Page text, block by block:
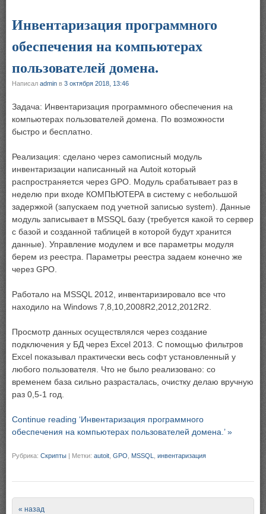
Инвентаризация программного
обеспечения на компьютерах
пользователей домена.
Написал admin в 3 октября 2018, 13:46
Задача: Инвентаризация программного обеспечения на
компьютерах пользователей домена. По возможности
быстро и бесплатно.
Реализация: сделано через самописный модуль
инвентаризации написанный на Autoit который
распространяется через GPO. Модуль срабатывает раз в
неделю при входе КОМПЬЮТЕРА в систему с небольшой
задержкой (запускаем под учетной записью system). Данные
модуль записывает в MSSQL базу (требуется какой то сервер
с базой и созданной таблицей в которой будут хранится
данные). Управление модулем и все параметры модуля
берем из реестра. Параметры реестра задаем конечно же
через GPO.
Работало на MSSQL 2012, инвентаризировало все что
находило на Windows 7,8,10,2008R2,2012,2012R2.
Просмотр данных осуществлялся через создание
подключения у БД через Excel 2013. С помощью фильтров
Excel показывал практически весь софт установленный у
любого пользователя. Что не было реализовано: со
временем база сильно разрасталась, очистку делаю вручную
раз 0,5-1 год.
Continue reading ‘Инвентаризация программного
обеспечения на компьютерах пользователей домена.’ »
Рубрика: Скрипты | Метки: autoit GPO MSSQL инвентаризация
Post navigation
« назад